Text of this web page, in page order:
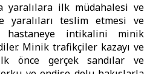
yaralılara ilk müdahalesi ve
yaralıları teslim etmesi ve
hastaneye intikalini minik
Minik trafikçiler kazayı ve
önce gerçek sandılar ve